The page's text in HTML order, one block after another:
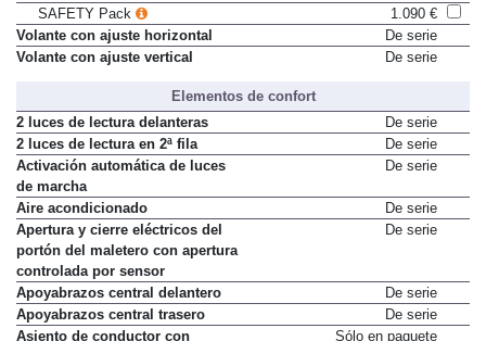
neumáticos
SAFETY Pack
1.090 €
Volante con ajuste horizontal
De serie
Elementos de confort
2 luces de lectura delanteras
De serie
2 luces de lectura en 2ª fila
De serie
Activación automática de luces
de marcha
Aire acondicionado
De serie
Apertura y cierre eléctricos del
portón del maletero con apertura
controlada por sensor
Apoyabrazos central delantero
De serie
Apoyabrazos central trasero
De serie